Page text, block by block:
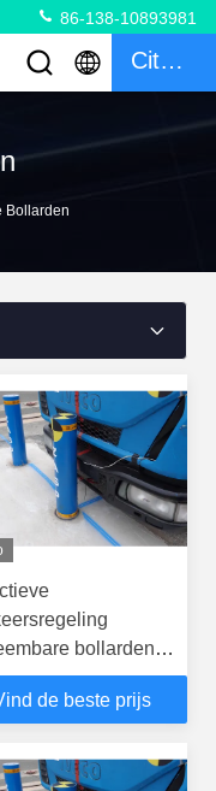
86-138-10893981
Citaat
Bollarden
bollarden
de beste prijs